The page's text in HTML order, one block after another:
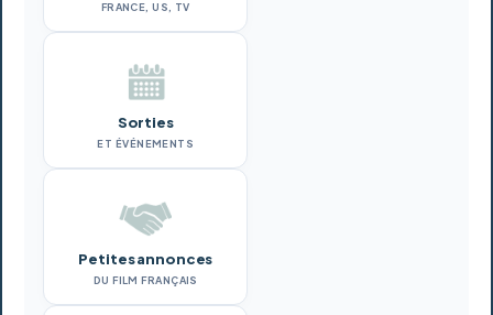
FRANCE, US, TV
Sorties
ET ÉVÉNEMENTS
Petites annonces
DU FILM FRANÇAIS